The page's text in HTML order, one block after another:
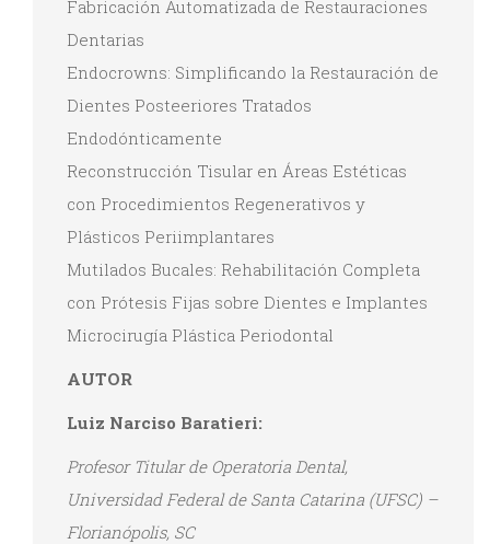
Fabricación Automatizada de Restauraciones
Dentarias
Endocrowns: Simplificando la Restauración de
Dientes Posteeriores Tratados
Endodónticamente
Reconstrucción Tisular en Áreas Estéticas
con Procedimientos Regenerativos y
Plásticos Periimplantares
Mutilados Bucales: Rehabilitación Completa
con Prótesis Fijas sobre Dientes e Implantes
Microcirugía Plástica Periodontal
AUTOR
Luiz Narciso Baratieri:
Profesor Titular de Operatoria Dental,
Universidad Federal de Santa Catarina (UFSC) –
Florianópolis, SC